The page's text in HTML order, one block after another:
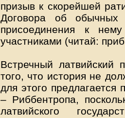
призыв к скорейшей
Договора об
присоединения к
участниками (читай:
Встречный латвийский
того, что история не
для этого предлагается
– Риббентропа,
латвийского